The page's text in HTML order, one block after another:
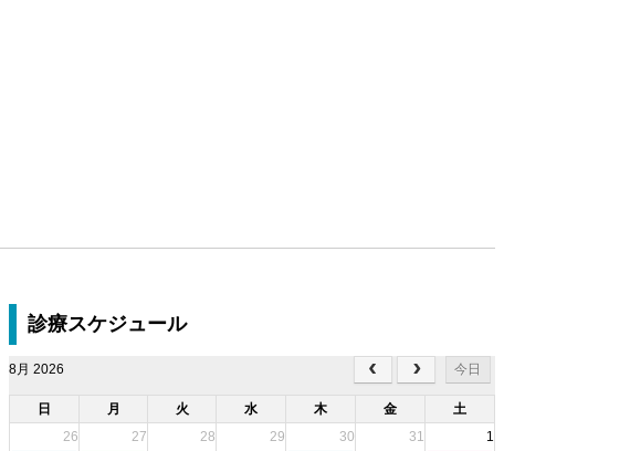
診療スケジュール
8月 2026 今日
日 月 火 水 木 金
土
26
27 28 29 30 31 1